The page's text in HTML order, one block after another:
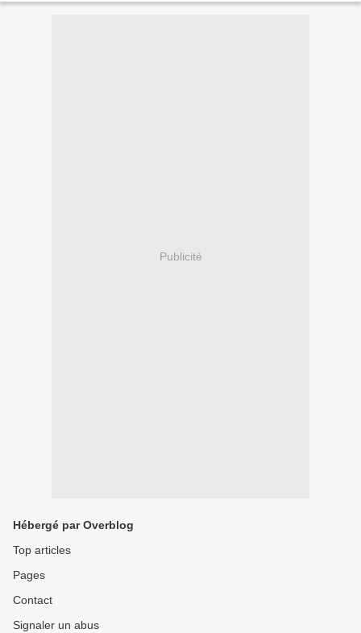
Publicité
Hébergé par Overblog
Top articles
Pages
Contact
Signaler un abus